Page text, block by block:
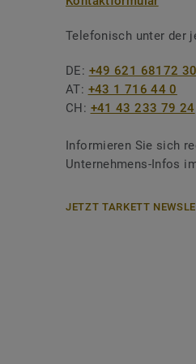
Telefonisch unter der
DE: +49 621 68172
AT: +43 1 716 44 0
CH: +41 43 233 79 24
Informieren Sie sich
Unternehmens-Infos
JETZT TARKETT